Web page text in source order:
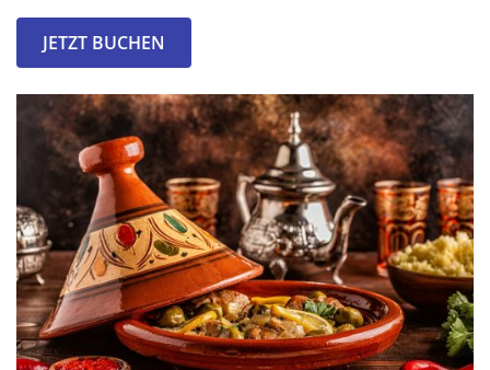
JETZT BUCHEN